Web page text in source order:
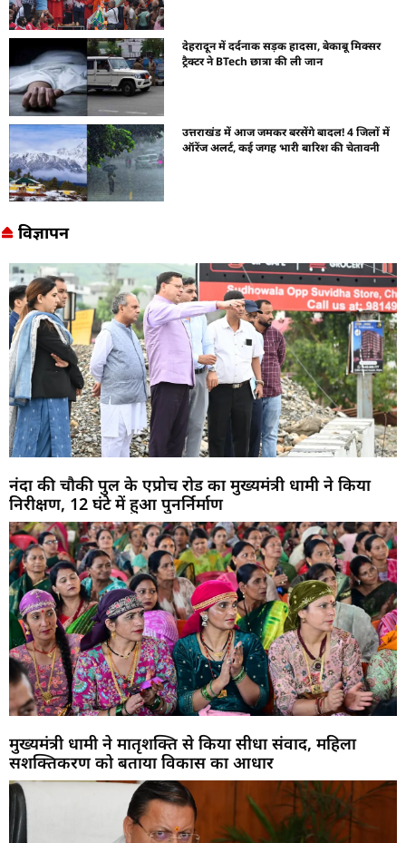
देहरादून में दर्दनाक सड़क हादसा, बेकाबू मिक्सर
ट्रैक्टर ने BTech छात्रा की ली जान
उत्तराखंड में आज जमकर बरसेंगे बादल! 4 जिलों में
ऑरेंज अलर्ट, कई जगह भारी बारिश की चेतावनी
विज्ञापन
नंदा की चौकी पुल के एप्रोच रोड का मुख्यमंत्री धामी ने किया
निरीक्षण, 12 घंटे में हुआ पुनर्निर्माण
मुख्यमंत्री धामी ने मातृशक्ति से किया सीधा संवाद, महिला
सशक्तिकरण को बताया विकास का आधार